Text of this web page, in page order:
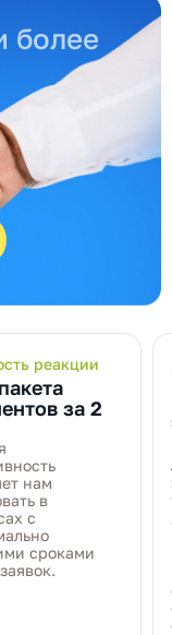
более
реакции
за 2
нам
в
с
сроками